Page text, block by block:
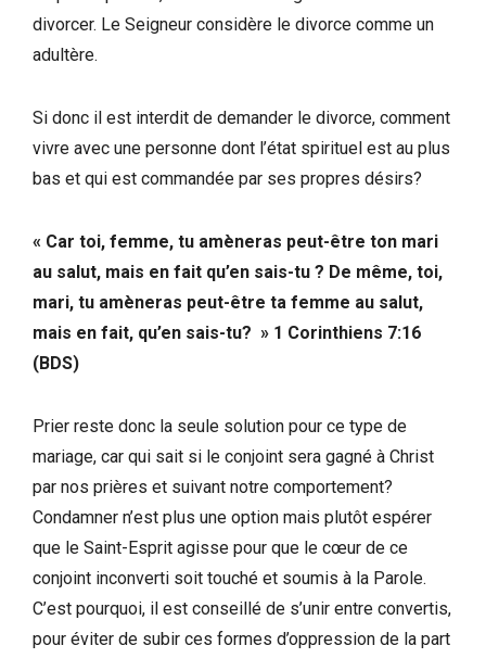
divorcer. Le Seigneur considère le divorce comme un
adultère.
Si donc il est interdit de demander le divorce, comment
vivre avec une personne dont l’état spirituel est au plus
bas et qui est commandée par ses propres désirs?
« Car toi, femme, tu amèneras peut-être ton mari
au salut, mais en fait qu’en sais-tu ? De même, toi,
mari, tu amèneras peut-être ta femme au salut,
mais en fait, qu’en sais-tu? » 1 Corinthiens 7:16
(BDS)
Prier reste donc la seule solution pour ce type de
mariage, car qui sait si le conjoint sera gagné à Christ
par nos prières et suivant notre comportement?
Condamner n’est plus une option mais plutôt espérer
que le Saint-Esprit agisse pour que le cœur de ce
conjoint inconverti soit touché et soumis à la Parole.
C’est pourquoi, il est conseillé de s’unir entre convertis,
pour éviter de subir ces formes d’oppression de la part